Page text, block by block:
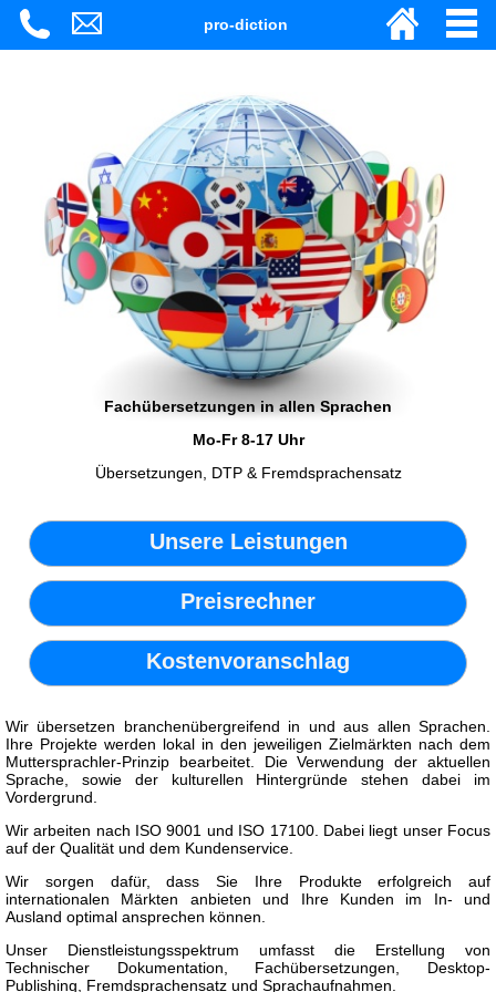
pro-diction
Fachübersetzungen in allen Sprachen
Mo-Fr 8-17 Uhr
Übersetzungen, DTP & Fremdsprachensatz
Unsere Leistungen
Preisrechner
Kostenvoranschlag
Wir übersetzen branchenübergreifend in und aus allen Sprachen.
Ihre Projekte werden lokal in den jeweiligen Zielmärkten nach dem
Muttersprachler-Prinzip bearbeitet. Die Verwendung der aktuellen
Sprache, sowie der kulturellen Hintergründe stehen dabei im
Vordergrund.
Wir arbeiten nach ISO 9001 und ISO 17100. Dabei liegt unser Focus
auf der Qualität und dem Kundenservice.
Wir sorgen dafür, dass Sie Ihre Produkte erfolgreich auf
internationalen Märkten anbieten und Ihre Kunden im In- und
Ausland optimal ansprechen können.
Unser Dienstleistungsspektrum umfasst die Erstellung von
Technischer Dokumentation, Fachübersetzungen, Desktop-
Publishing, Fremdsprachensatz und Sprachaufnahmen.